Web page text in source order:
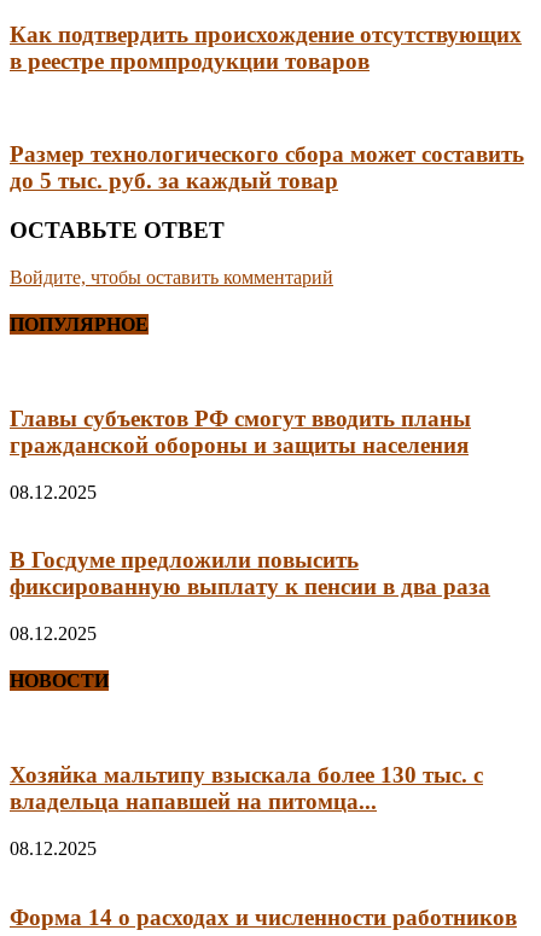
Как подтвердить происхождение отсутствующих
в реестре промпродукции товаров
Размер технологического сбора может составить
до 5 тыс. руб. за каждый товар
ОСТАВЬТЕ ОТВЕТ
Войдите, чтобы оставить комментарий
ПОПУЛЯРНОЕ
Главы субъектов РФ смогут вводить планы
гражданской обороны и защиты населения
08.12.2025
В Госдуме предложили повысить
фиксированную выплату к пенсии в два раза
08.12.2025
НОВОСТИ
Хозяйка мальтипу взыскала более 130 тыс. с
владельца напавшей на питомца...
08.12.2025
Форма 14 о расходах и численности работников